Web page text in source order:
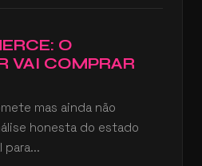
O
VAI COMPRAR
mas ainda não
honesta do estado
para...